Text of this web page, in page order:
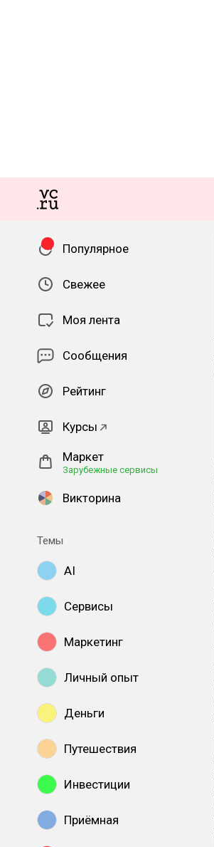
Популярное
Свежее
Моя лента
Сообщения
Рейтинг
Курсы
Маркет
Зарубежные сервисы
Викторина
Темы
AI
Сервисы
Маркетинг
Личный опыт
Деньги
Путешествия
Инвестиции
Приёмная